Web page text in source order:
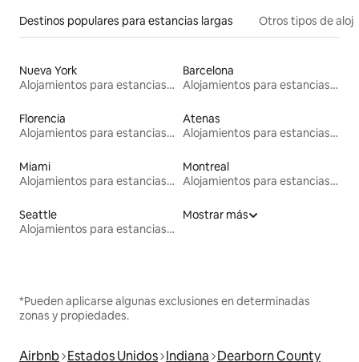
Destinos populares para estancias largas Otros tipos de
Nueva York
Alojamientos para estancias largas
Barcelona
Alojamientos para estancias largas
Florencia
Alojamientos para estancias largas
Atenas
Alojamientos para estancias largas
Miami
Alojamientos para estancias largas
Montreal
Alojamientos para estancias largas
Seattle
Alojamientos para estancias largas
Mostrar más
*Pueden aplicarse algunas exclusiones en determinadas
zonas y propiedades.
Airbnb Estados Unidos Indiana Dearborn County